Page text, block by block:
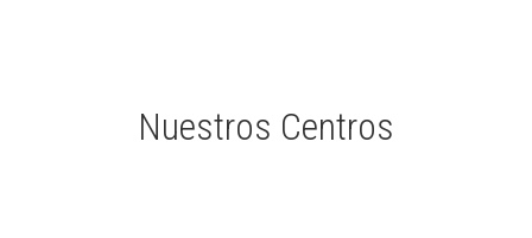
Nuestros Centros